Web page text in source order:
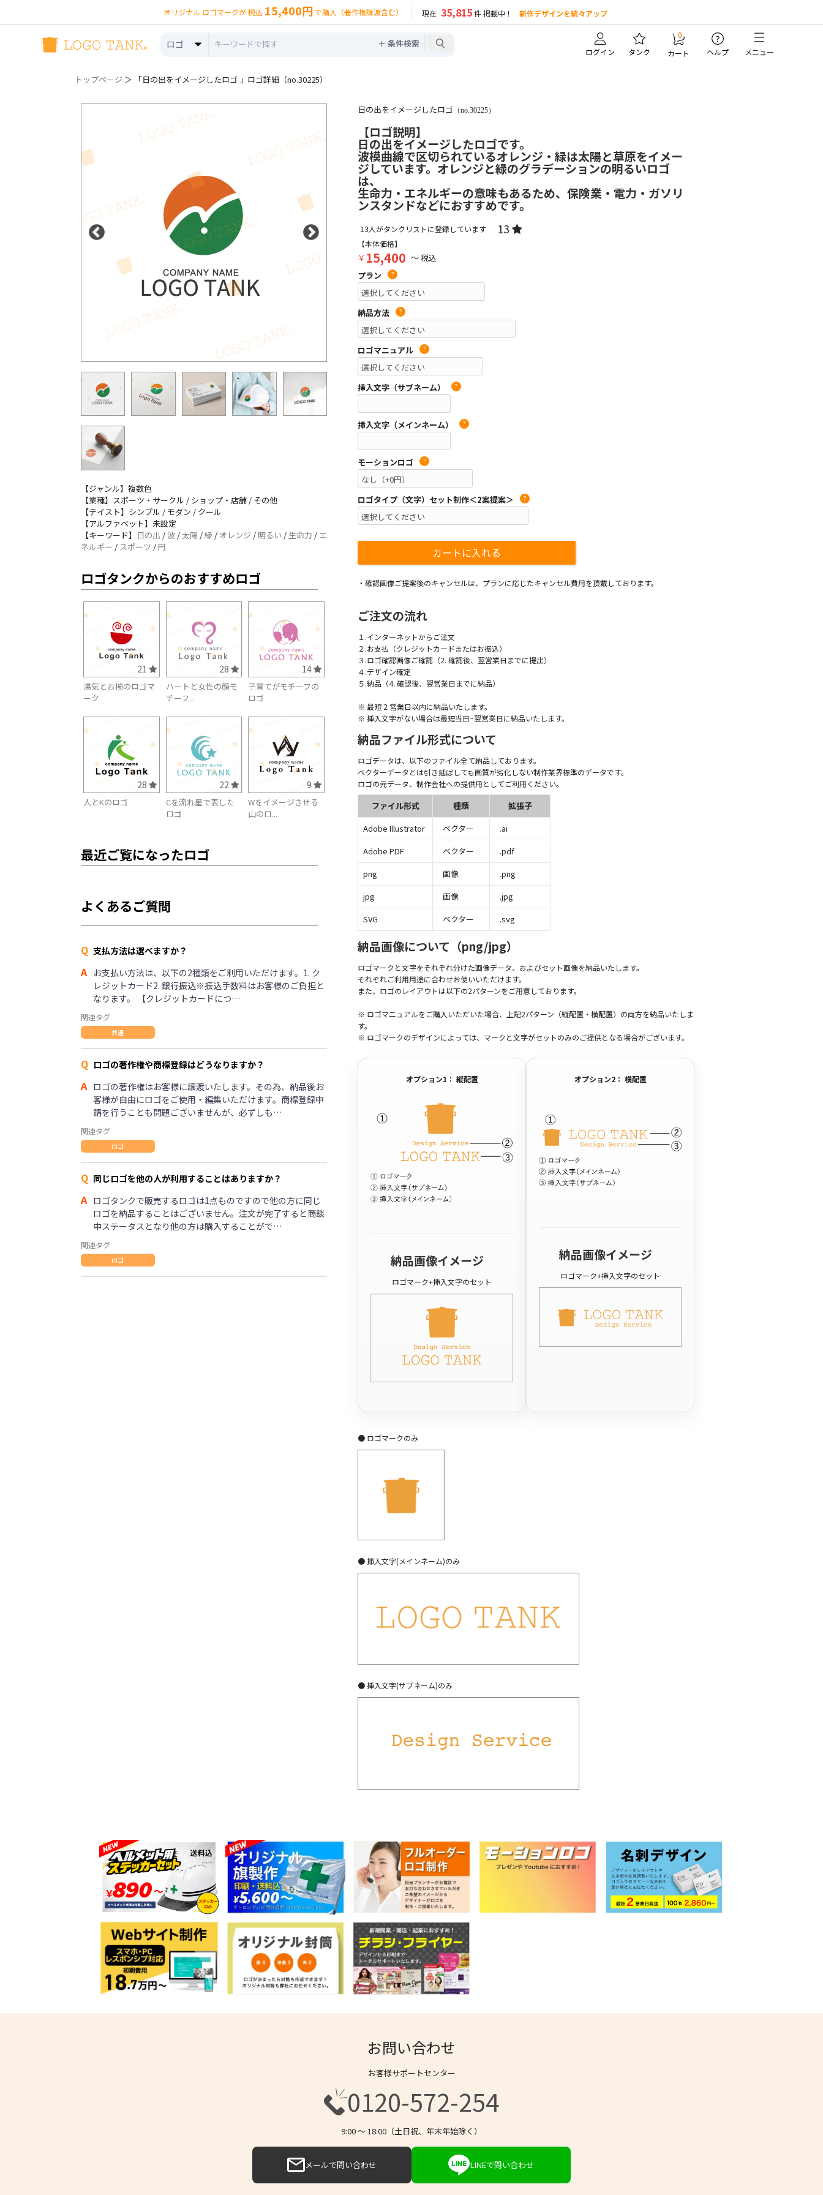
オリジナル ロゴマークが 税込 15,400円 で購入（著作権譲渡含む） 現在 35,815件 掲載中！ 新作デザインを続々アップ
ロゴ ＋ 条件検索
ログイン タンク
0
カート
?
ヘルプ メニュー
トップページ ＞ 「日の出をイメージしたロゴ 」ロゴ詳細（no.30225）
【ジャンル】複数色
【業種】スポーツ・サークル / ショップ・店舗 / その他
【テイスト】シンプル / モダン / クール
【アルファベット】未設定
【キーワード】 日の出 /波 /太陽 /緑 / オレンジ / 明るい / 生命力 / エ
ネルギー / スポーツ /円
ロゴタンクからのおすすめロゴ
21
湯気とお椀のロゴマ
ーク
28
ハートと女性の顔モ
チーフ...
14
子育てがモチーフの
ロゴ
28
人とKのロゴ
22
Cを流れ星で表した
ロゴ
9
Wをイメージさせる
山のロ...
最近ご覧になったロゴ
よくあるご質問
Q 支払方法は選べますか？
A お支払い方法は、以下の2種類をご利用いただけます。1. ク
レジットカード2. 銀行振込※振込手数料はお客様のご負担と
なります。 【クレジットカードにつ…
関連タグ
共通
Q ロゴの著作権や商標登録はどうなりますか？
A ロゴの著作権はお客様に譲渡いたします。その為、納品後お
客様が自由にロゴをご使用・編集いただけます。商標登録申
請を行うことも問題ございませんが、必ずしも…
関連タグ
ロゴ
Q 同じロゴを他の人が利用することはありますか？
A ロゴタンクで販売するロゴは1点ものですので他の方に同じ
ロゴを納品することはございません。注文が完了すると商談
中ステータスとなり他の方は購入することがで…
関連タグ
ロゴ
日の出をイメージしたロゴ （no.30225）
【ロゴ説明】
日の出をイメージしたロゴです。
波模曲線で区切られているオレンジ・緑は太陽と草原をイメー
ジしています。オレンジと緑のグラデーションの明るいロゴ
は、
生命力・エネルギーの意味もあるため、保険業・電力・ガソリ
ンスタンドなどにおすすめです。
13人がタンクリストに登録しています 13
【本体価格】
￥ 15,400 ～ 税込
プラン
?
納品方法 ?
ロゴマニュアル ?
挿入文字（サブネーム） ?
挿入文字（メインネーム） ?
モーションロゴ ?
ロゴタイプ（文字）セット制作＜2案提案＞ ?
・確認画像ご提案後のキャンセルは、プランに応じたキャンセル費用を頂戴しております。
ご注文の流れ
１.インターネットからご注文
２.お支払（クレジットカードまたはお振込）
３.ロゴ確認画像ご確認（2. 確認後、翌営業日までに提出）
４.デザイン確定
５.納品（4. 確認後、翌営業日までに納品）
※ 最短 2 営業日以内に納品いたします。
※ 挿入文字がない場合は最短当日~翌営業日に納品いたします。
納品ファイル形式について
ロゴデータは、以下のファイル全て納品しております。
ベクターデータとは引き延ばしても画質が劣化しない制作業界標準のデータです。
ロゴの元データ、制作会社への提供用としてご利用ください。
ファイル形式 種類
拡張子
Adobe Illustrator
ベクター
.ai
Adobe PDF
ベクター
.pdf
png
画像
.png
jpg
画像
.jpg
SVG
ベクター .svg
納品画像について（png/jpg）
ロゴマークと文字をそれぞれ分けた画像データ、およびセット画像を納品いたします。
それぞれご利用用途に合わせお使いいただけます。
また、ロゴのレイアウトは以下の2パターンをご用意しております。
※ ロゴマニュアルをご購入いただいた場合、上記2パターン（縦配置・横配置）の両方を納品いたしま
す。
※ ロゴマークのデザインによっては、マークと文字がセットのみのご提供となる場合がございます。
オプション1： 縦配置
納品画像イメージ
ロゴマーク+挿入文字のセット
オプション2： 横配置
納品画像イメージ
ロゴマーク+挿入文字のセット
● ロゴマークのみ
● 挿入文字(メインネーム)のみ
● 挿入文字(サブネーム)のみ
お問い合わせ
お客様サポートセンター
0120-572-254
9:00 〜 18:00（土日祝、年末年始除く）
メールで問い合わせ LINEで問い合わせ